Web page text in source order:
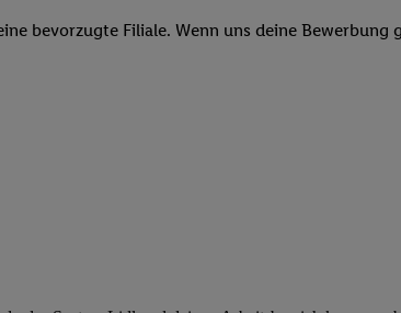
bevorzugte Filiale. Wenn uns deine
von Profilen für personalisierte Werbung. Speichern